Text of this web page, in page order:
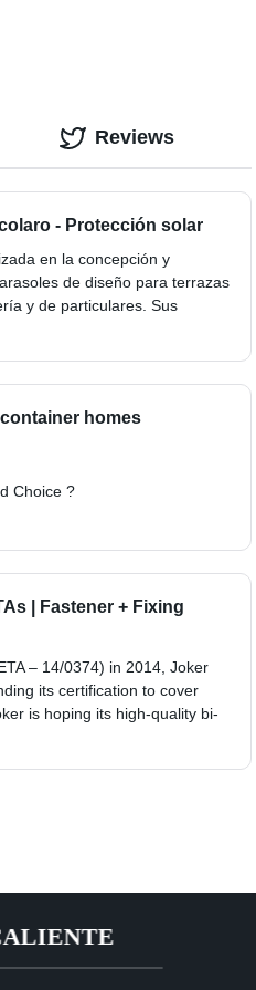
- Protección solar
en la concepción y
de diseño para terrazas
y de particulares. Sus
homes
Choice ?
| Fastener + Fixing
– 14/0374) in 2014, Joker
its certification to cover
is hoping its high-quality bi-
Reviews